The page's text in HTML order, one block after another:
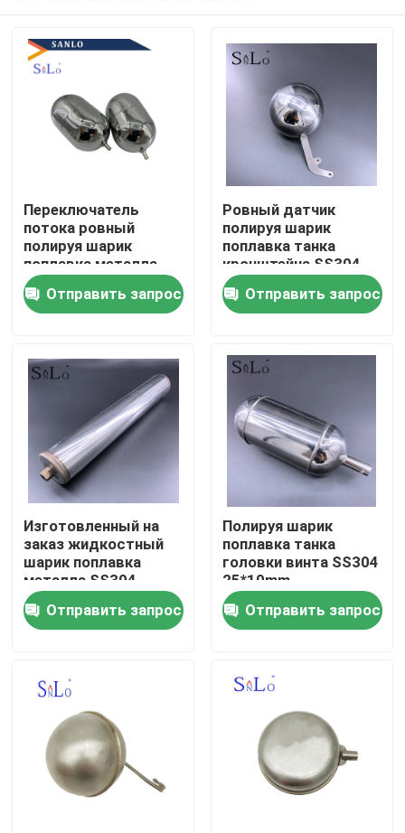
Дом
Продукты
Путешествие фабрики
Проверка качества
Свяжитесь мы
Company News
Магнитный шарик поплавка
Переключатель
потока ровный
полируя шарик
поплавка металла
316L
Отправить запрос
Ровный датчик
полируя шарик
поплавка танка
кронштейна SS304
60mm
Отправить запрос
Изготовленный на
заказ жидкостный
шарик поплавка
металла SS304
ровного датчика
18/8Отправить запрос
Полируя шарик
поплавка танка
головки винта SS304
25*10mm
Отправить запрос